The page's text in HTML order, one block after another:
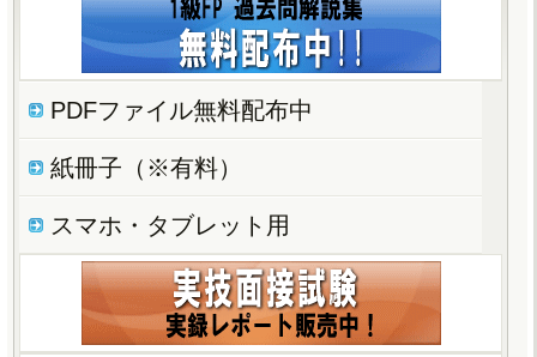
PDFファイル無料配布中
紙冊子（※有料）
スマホ・タブレット用